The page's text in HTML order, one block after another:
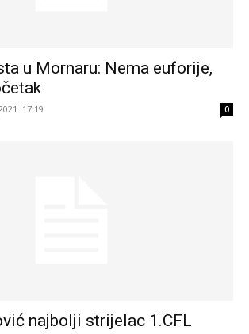
u Mornaru: Nema euforije,
17:19 0
najbolji strijelac 1.CFL